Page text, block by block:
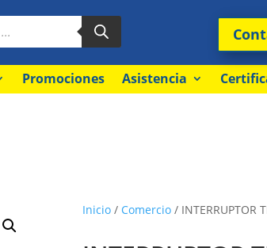
Promociones Asistencia
Inicio/ Comercio/ INTERRUPTOR